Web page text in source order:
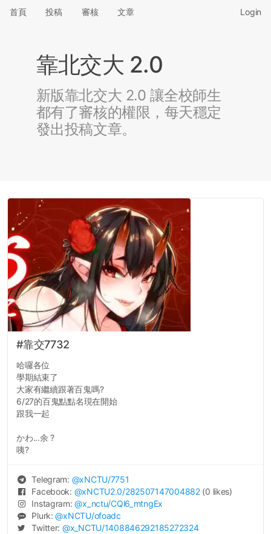
首頁 投稿 審核 文章 Login
靠北交大 2.0
新版靠北交大 2.0 讓全校師生
都有了審核的權限，每天穩定
發出投稿文章。
#靠交7732
哈囉各位
學期結束了
大家有繼續跟著百鬼嗎?
6/27的百鬼點點名現在開始
跟我一起
かわ...余 ?
咦?
Telegram: @xNCTU/7751
Facebook: @xNCTU2.0/282507147004882 (0 likes)
Instagram:@x_nctu/CQl6_mtngEx
Plurk:@xNCTU/ofoadc
Twitter: @x_NCTU/1408846292185272324